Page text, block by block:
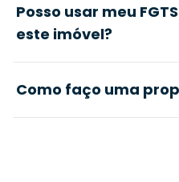
Posso usar meu
este imóvel?
Como faço uma